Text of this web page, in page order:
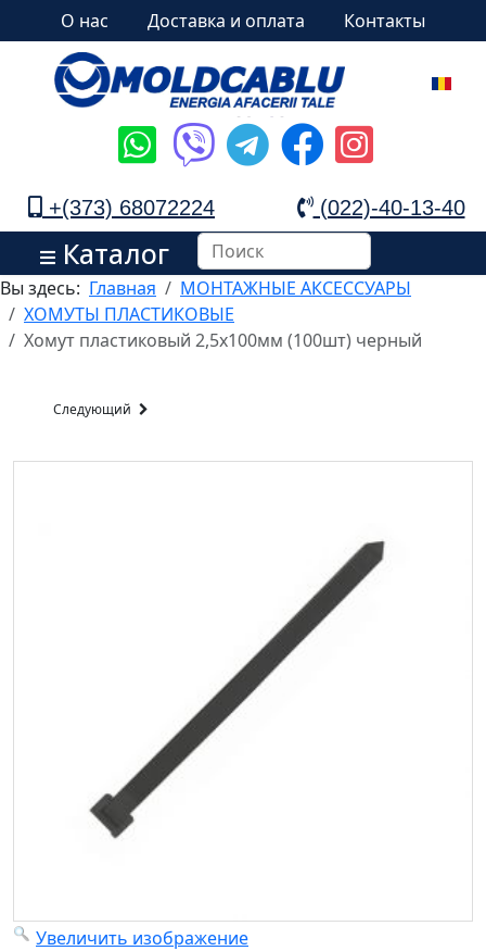
О нас Доставка и оплата Контакты
+(373) 68072224 (022)-40-13-40
Каталог
Вы здесь: Главная
МОНТАЖНЫЕ АКСЕССУАРЫ
ХОМУТЫ ПЛАСТИКОВЫЕ
Хомут пластиковый 2,5х100мм (100шт) черный
Следующий
Увеличить изображение